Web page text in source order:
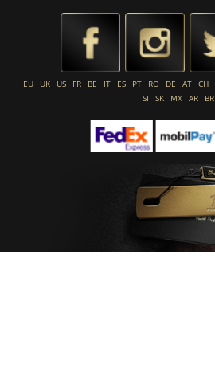
EU UK US FR BE IT ES PT RO DE AT CH
SI
SK MX AR BR